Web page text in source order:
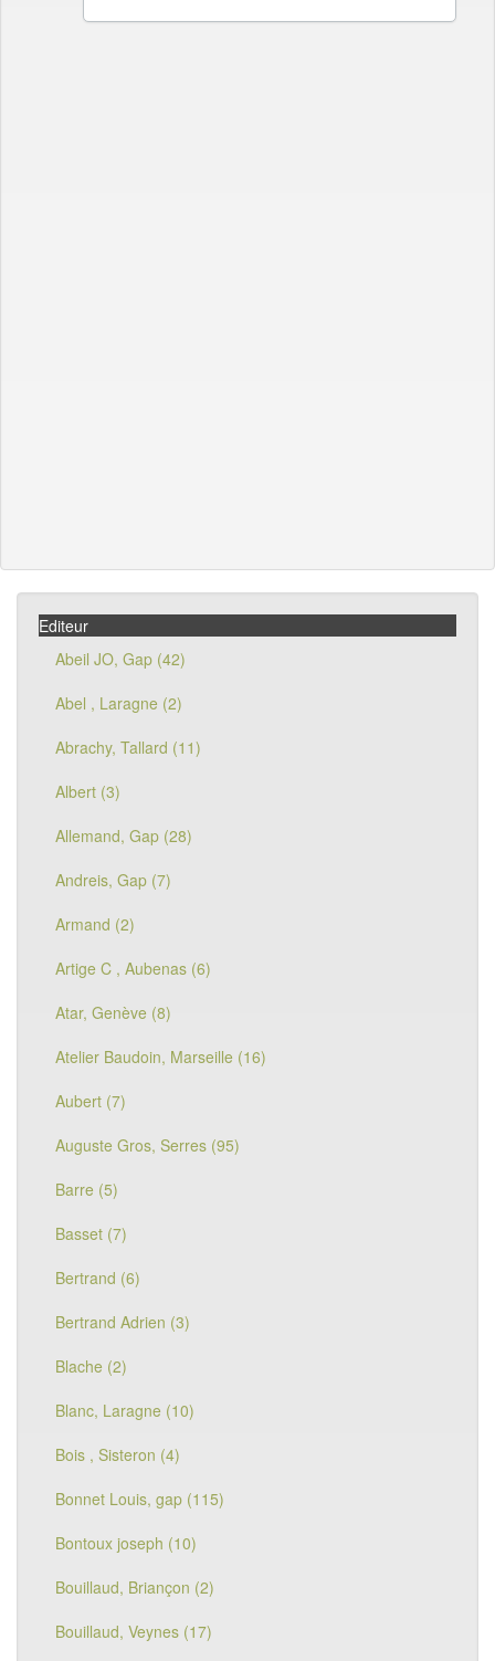
Editeur
Abeil JO, Gap (42)
Abel , Laragne (2)
Abrachy, Tallard (11)
Albert (3)
Allemand, Gap (28)
Andreis, Gap (7)
Armand (2)
Artige C , Aubenas (6)
Atar, Genève (8)
Atelier Baudoin, Marseille (16)
Aubert (7)
Auguste Gros, Serres (95)
Barre (5)
Basset (7)
Bertrand (6)
Bertrand Adrien (3)
Blache (2)
Blanc, Laragne (10)
Bois , Sisteron (4)
Bonnet Louis, gap (115)
Bontoux joseph (10)
Bouillaud, Briançon (2)
Bouillaud, Veynes (17)